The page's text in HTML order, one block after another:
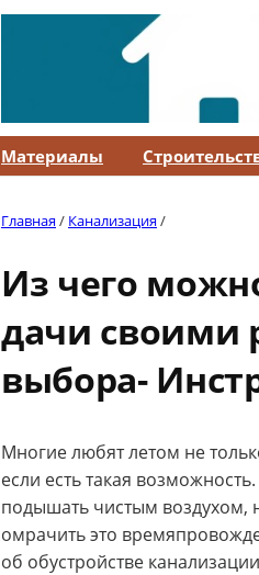
Материалы
Главная/ Канализация/
Из чего
дачи своими
выбора-
Многие любят летом не
если есть такая
подышать чистым воздухом,
омрачить это
об обустройстве